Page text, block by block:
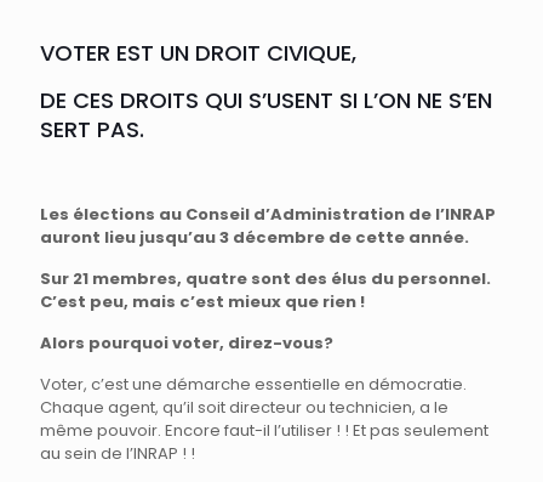
VOTER EST UN DROIT CIVIQUE,
DE CES DROITS QUI S’USENT SI L’ON NE S’EN
SERT PAS.
Les élections au Conseil d’Administration de l’INRAP
auront lieu jusqu’au 3 décembre de cette année.
Sur 21 membres, quatre sont des élus du personnel.
C’est peu, mais c’est mieux que rien !
Alors pourquoi voter, direz-vous?
Voter, c’est une démarche essentielle en démocratie.
Chaque agent, qu’il soit directeur ou technicien, a le
même pouvoir. Encore faut-il l’utiliser ! ! Et pas seulement
au sein de l’INRAP ! !